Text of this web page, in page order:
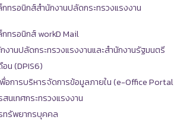
ทรอนิกส์สำนักงานปลัดกระทรวงแรงงาน
ทรอนิกส์ workD Mail
งานปลัดกระทรวงแรงงานและสำนักงานรัฐมนตรี
อน (DPIS6)
อการบริหารจัดการข้อมูลภายใน (e-Office
นเทศกระทรวงแรงงาน
ทรัพยากรบุคคล